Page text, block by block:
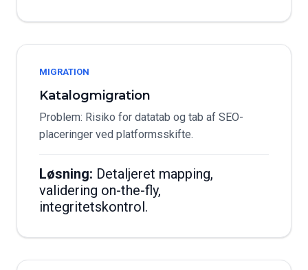
MIGRATION
Katalogmigration
Problem: Risiko for datatab og tab af SEO-
placeringer ved platformsskifte.
Løsning: Detaljeret mapping,
validering on-the-fly,
integritetskontrol.